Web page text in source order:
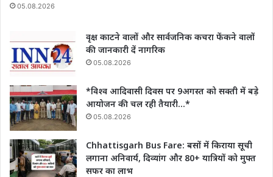
05.08.2026
वृक्ष काटने वालों और सार्वजनिक कचरा फेंकने वालों
की जानकारी दें नागरिक
05.08.2026
*विश्व आदिवासी दिवस पर 9अगस्त को सक्ती में बड़े
आयोजन की चल रही तैयारी…*
05.08.2026
Chhattisgarh Bus Fare: बसों में किराया सूची
लगाना अनिवार्य, दिव्यांग और 80+ यात्रियों को मुफ्त
सफर का लाभ